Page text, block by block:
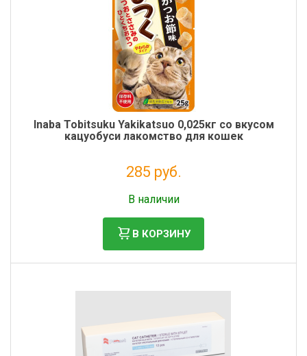
Inaba Tobitsuku Yakikatsuo 0,025кг со вкусом
кацуобуси лакомство для кошек
285 руб.
В наличии
В КОРЗИНУ